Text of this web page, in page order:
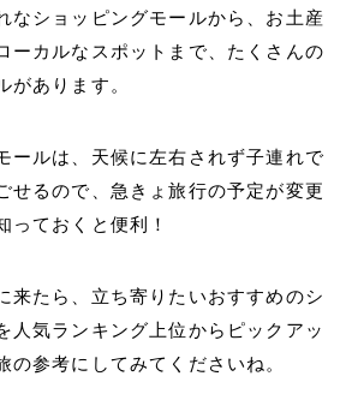
なショッピングモールから、お土産
ーカルなスポットまで、たくさんの
があります。
ールは、天候に左右されず子連れで
せるので、急きょ旅行の予定が変更
っておくと便利！
来たら、立ち寄りたいおすすめのシ
人気ランキング上位からピックアッ
の参考にしてみてくださいね。